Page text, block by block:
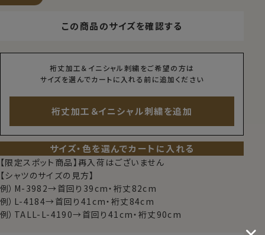
この商品のサイズを確認する
裄丈加工＆イニシャル刺繍をご希望の方は
サイズを選んでカートに入れる前に追加ください
裄丈加工＆イニシャル刺繍を追加
サイズ・色を選んでカートに入れる
【限定スポット商品】再入荷はございません
【シャツのサイズの見方】
例）M-3982→首回り39cm・裄丈82cm
例）L-4184→首回り41cm・裄丈84cm
例）TALL-L-4190→首回り41cm・裄丈90cm